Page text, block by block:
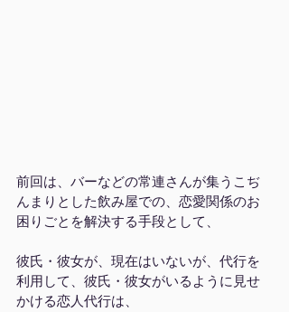
前回は、バーなどの常連さんが集うこぢ
んまりとした飲み屋での、恋愛関係のお
困りごとを解決する手段として、
彼氏・彼女が、現在はいないが、代行を
利用して、彼氏・彼女がいるように見せ
かける恋人代行は、